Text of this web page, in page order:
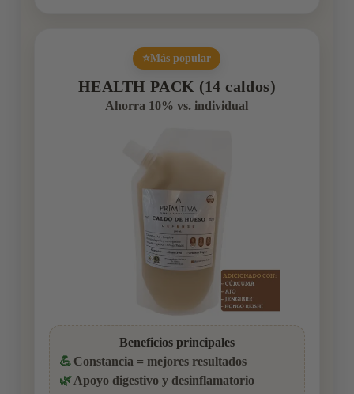
⭐Más popular
HEALTH PACK (14 caldos)
Ahorra 10% vs. individual
Beneficios principales
💪 Constancia = mejores resultados
🌿Apoyo digestivo y desinflamatorio